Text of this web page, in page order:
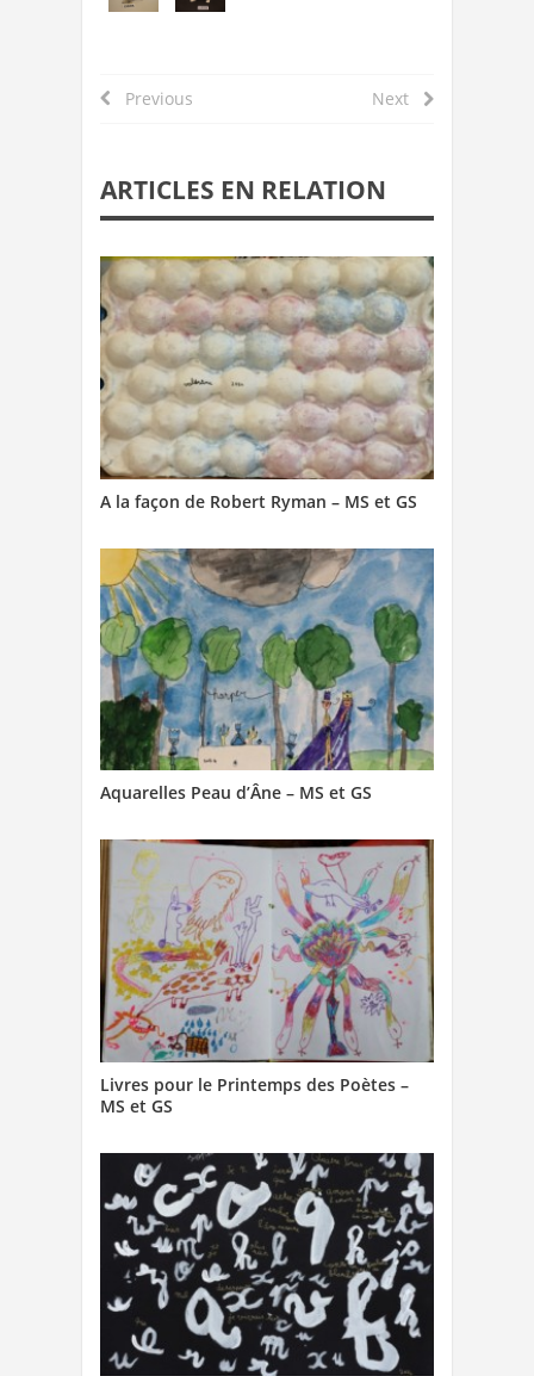
Previous Next
ARTICLES EN RELATION
A la façon de Robert Ryman – MS et GS
Aquarelles Peau d’Âne – MS et GS
Livres pour le Printemps des Poètes –
MS et GS